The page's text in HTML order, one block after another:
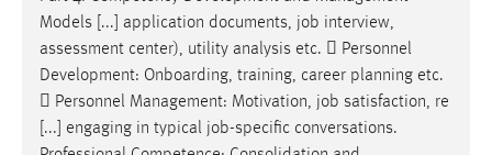
Models [...] application documents, job interview,
assessment center), utility analysis etc.  Personnel
Development: Onboarding, training, career planning etc.
 Personnel Management: Motivation, job satisfaction, re
[...] engaging in typical job-specific conversations.